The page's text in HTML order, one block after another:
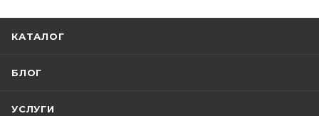
КАТАЛОГ
БЛОГ
УСЛУГИ